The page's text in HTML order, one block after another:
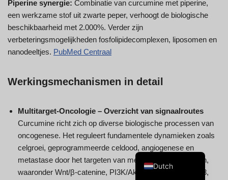
Piperine synergie: Combinatie van curcumine met piperine,
een werkzame stof uit zwarte peper, verhoogt de biologische
beschikbaarheid met 2.000%. Verder zijn
verbeteringsmogelijkheden fosfolipidecomplexen, liposomen en
nanodeeltjes. PubMed Centraal
Werkingsmechanismen in detail
Multitarget-Oncologie – Overzicht van signaalroutes
Curcumine richt zich op diverse biologische processen van
oncogenese. Het reguleert fundamentele dynamieken zoals
celgroei, geprogrammeerde celdood, angiogenese en
metastase door het targeten van meerdere signaalwegen,
waaronder Wnt/β-catenine, PI3K/Akt/mTOR, JAK/STAT3,
Dutch
German
English
Finnish
Italian
Swedish